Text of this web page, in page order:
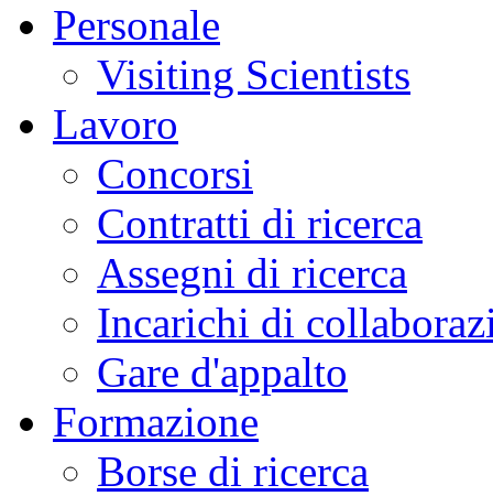
Personale
Visiting Scientists
Lavoro
Concorsi
Contratti di ricerca
Assegni di ricerca
Incarichi di
Gare d'appalto
Formazione
Borse di ricerca